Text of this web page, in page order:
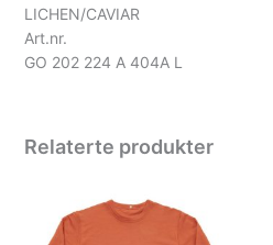
LICHEN/CAVIAR
Art.nr.
GO 202 224 A 404A L
Relaterte produkter